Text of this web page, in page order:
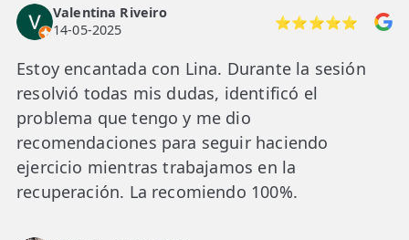
Valentina Riveiro
14-05-2025
⭐⭐⭐⭐⭐
Estoy encantada con Lina. Durante la sesión
resolvió todas mis dudas, identificó el
problema que tengo y me dio
recomendaciones para seguir haciendo
ejercicio mientras trabajamos en la
recuperación. La recomiendo 100%.